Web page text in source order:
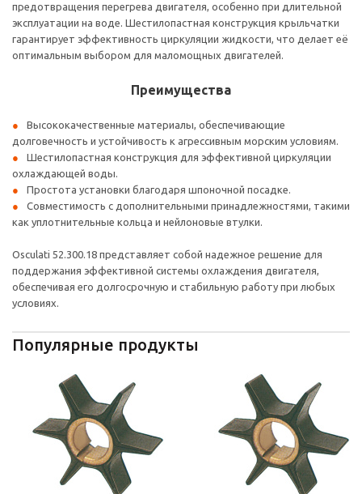
предотвращения перегрева двигателя, особенно при длительной
эксплуатации на воде. Шестилопастная конструкция крыльчатки
гарантирует эффективность циркуляции жидкости, что делает её
оптимальным выбором для маломощных двигателей.
Преимущества
Высококачественные материалы, обеспечивающие
долговечность и устойчивость к агрессивным морским условиям.
Шестилопастная конструкция для эффективной циркуляции
охлаждающей воды.
Простота установки благодаря шпоночной посадке.
Совместимость с дополнительными принадлежностями, такими
как уплотнительные кольца и нейлоновые втулки.
Osculati 52.300.18 представляет собой надежное решение для
поддержания эффективной системы охлаждения двигателя,
обеспечивая его долгосрочную и стабильную работу при любых
условиях.
Популярные продукты